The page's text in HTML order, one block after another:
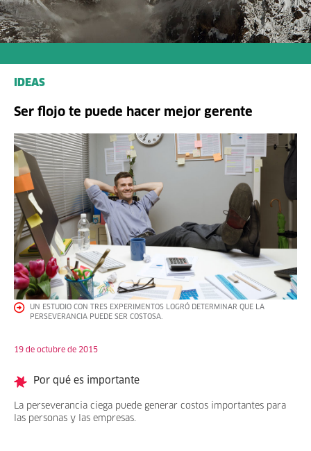
IDEAS
Ser flojo te puede hacer mejor gerente
UN ESTUDIO CON TRES EXPERIMENTOS LOGRÓ DETERMINAR QUE LA
PERSEVERANCIA PUEDE SER COSTOSA.
19 de octubre de 2015
Por qué es importante
La perseverancia ciega puede generar costos importantes para
las personas y las empresas.